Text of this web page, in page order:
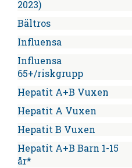
2023)
Bältros
Influensa
Influensa
65+/riskgrupp
Hepatit A+B Vuxen
Hepatit A Vuxen
Hepatit B Vuxen
Hepatit A+B Barn 1-15
år*